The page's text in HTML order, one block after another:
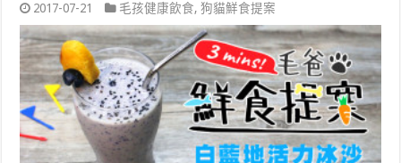
2017-07-21 毛孩健康飲食,狗貓鮮食提案